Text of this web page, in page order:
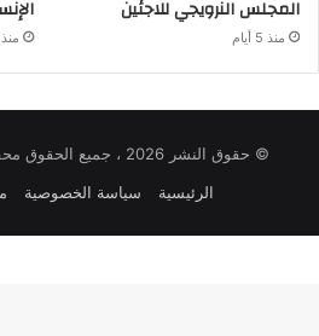
المجلس النرويجي للاجئين
منذ 5 أيام منذ 7
© حقوق النشر 2026 ، جميع الحقوق محفوظة |
الرئيسية
سياسة الخصوصية